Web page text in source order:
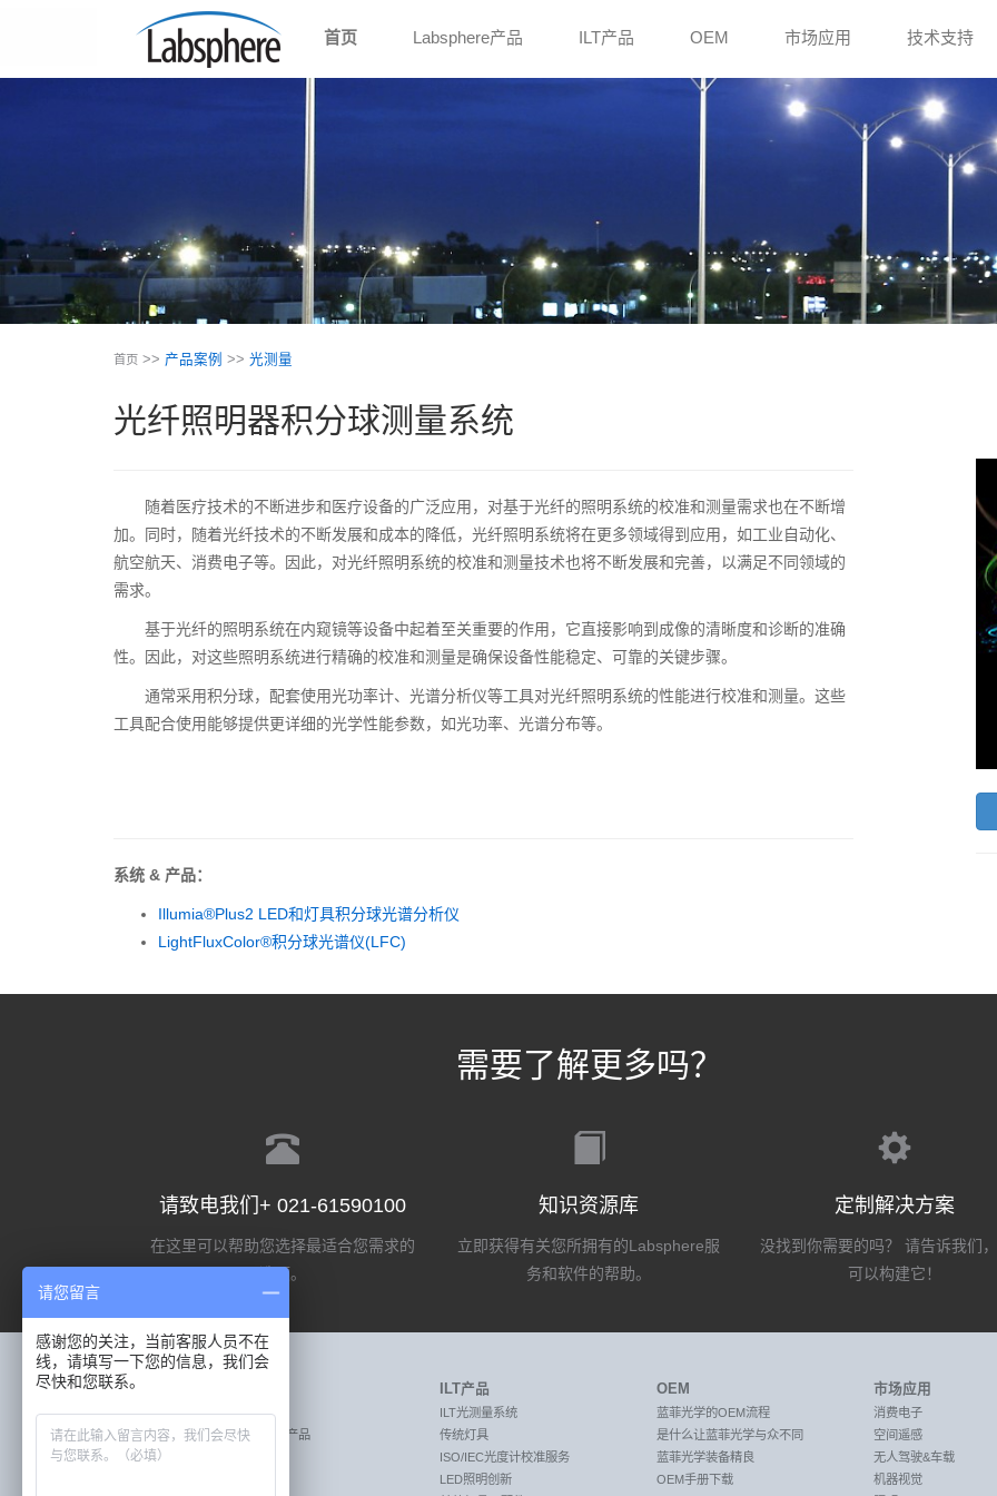
首页 Labsphere产品 ILT产品 OEM 市场应用 技术支持
首页 >> 产品案例 >> 光测量
光纤照明器积分球测量系统
随着医疗技术的不断进步和医疗设备的广泛应用，对基于光纤的照明系统的校准和测量需求也在不断增
加。同时，随着光纤技术的不断发展和成本的降低，光纤照明系统将在更多领域得到应用，如工业自动化、
航空航天、消费电子等。因此，对光纤照明系统的校准和测量技术也将不断发展和完善，以满足不同领域的
需求。
基于光纤的照明系统在内窥镜等设备中起着至关重要的作用，它直接影响到成像的清晰度和诊断的准确
性。因此，对这些照明系统进行精确的校准和测量是确保设备性能稳定、可靠的关键步骤。
通常采用积分球，配套使用光功率计、光谱分析仪等工具对光纤照明系统的性能进行校准和测量。这些
工具配合使用能够提供更详细的光学性能参数，如光功率、光谱分布等。
系统 & 产品：
Illumia®Plus2 LED和灯具积分球光谱分析仪
LightFluxColor®积分球光谱仪(LFC)
需要了解更多吗？
请致电我们+ 021-61590100
在这里可以帮助您选择最适合您需求的
选项。
知识资源库
立即获得有关您所拥有的Labsphere服
务和软件的帮助。
定制解决方案
没找到你需要的吗？ 请告诉我们
可以构建它！
Labsphere产品
MEASURE:激光测量产品
MEASURE:透射率和反射率测量产品
MEASURE:照明光测量产品
ILT产品
ILT光测量系统
传统灯具
ISO/IEC光度计校准服务
LED照明创新
OEM
蓝菲光学的OEM流程
是什么让蓝菲光学与众不同
蓝菲光学装备精良
OEM手册下载
市场应用
消费电子
空间遥感
无人驾驶&车载
机器视觉
请您留言
感谢您的关注，当前客服人员不在
线，请填写一下您的信息，我们会
尽快和您联系。